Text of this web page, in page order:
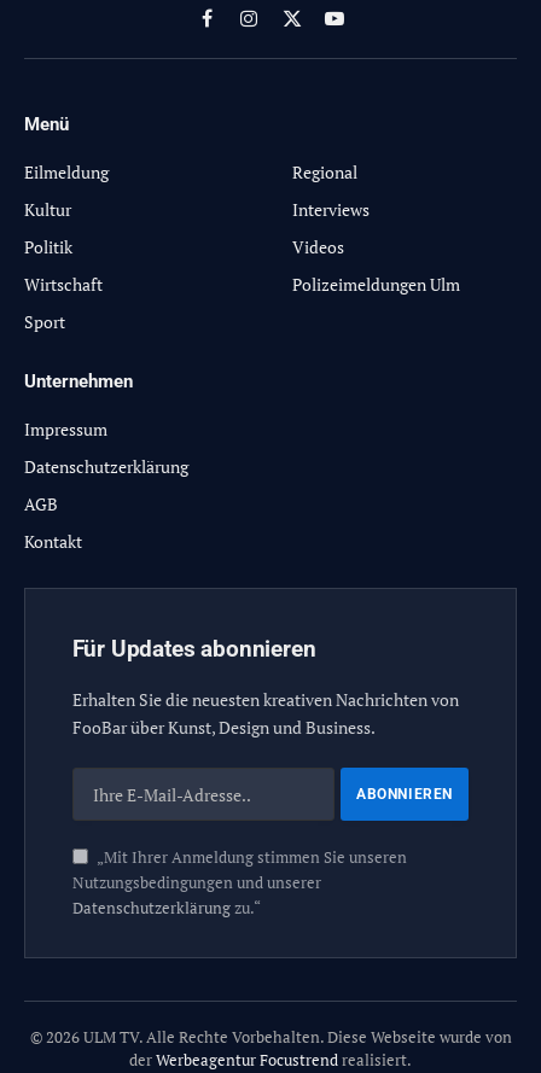
FacebookInstagram
X
(Twitter)
YouTube
Menü
Eilmeldung
Kultur
Politik
Wirtschaft
Sport
Regional
Interviews
Videos
Polizeimeldungen Ulm
Unternehmen
Impressum
Datenschutzerklärung
AGB
Kontakt
Für Updates abonnieren
Erhalten Sie die neuesten kreativen Nachrichten von
FooBar über Kunst, Design und Business.
„Mit Ihrer Anmeldung stimmen Sie unseren
Nutzungsbedingungen und unserer
Datenschutzerklärungzu.“
© 2026 ULM TV. Alle Rechte Vorbehalten. Diese Webseite wurde von
derWerbeagentur Focustrendrealisiert.